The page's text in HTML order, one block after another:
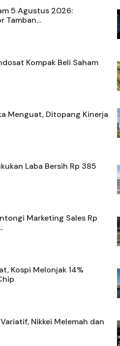
5 Agustus 2026:
Tamban...
Kompak Beli Saham
Menguat, Ditopang Kinerja
Laba Bersih Rp 385
Marketing Sales Rp
Kospi Melonjak 14%
Nikkei Melemah dan